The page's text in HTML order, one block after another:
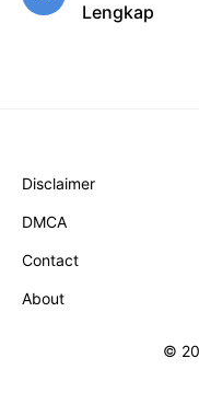
Lengkap
Disclaimer
DMCA
Contact
About
©